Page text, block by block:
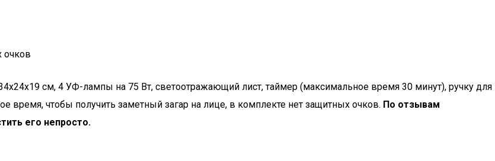
очков
см, 4 УФ-лампы на 75 Вт, светоотражающий лист, таймер (максимальное время 30 минут), ручку для
чтобы получить заметный загар на лице, в комплекте нет защитных очков. По отзывам
его непросто.